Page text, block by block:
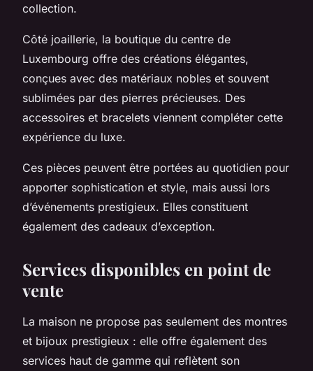
collection.
Côté joaillerie, la boutique du centre de
Luxembourg offre des créations élégantes,
conçues avec des matériaux nobles et souvent
sublimées par des pierres précieuses. Des
accessoires et bracelets viennent compléter cette
expérience du luxe.
Ces pièces peuvent être portées au quotidien pour
apporter sophistication et style, mais aussi lors
d’événements prestigieux. Elles constituent
également des cadeaux d’exception.
Services disponibles en point de
vente
La maison ne propose pas seulement des montres
et bijoux prestigieux : elle offre également des
services haut de gamme qui reflètent son